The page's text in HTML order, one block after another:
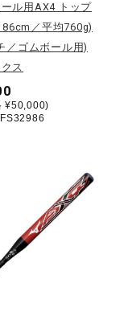
ル用AX4 トップ
86cm／平均760g)
／ゴムボール用)
ス
¥50,000)